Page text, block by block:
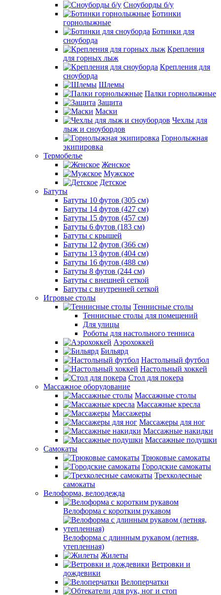
Сноуборды б/у
Ботинки
горнолыжные
Ботинки для
сноуборда
Крепления
для горных лыж
Крепления для
сноуборда
Шлемы
Палки горнолыжные
Защита
Маски
Чехлы для
лыж и сноубордов
Горнолыжная
экипировка
Термобелье
Женское
Мужское
Детское
Батуты
Батуты 10 футов (305 см)
Батуты 14 футов (427 см)
Батуты 15 футов (457 см)
Батуты 6 футов (183 см)
Батуты с крышей
Батуты 12 футов (366 см)
Батуты 13 футов (404 см)
Батуты 16 футов (488 см)
Батуты 8 футов (244 см)
Батуты с внешней сеткой
Батуты с внутренней сеткой
Игровые столы
Теннисные столы
Теннисные столы для помещений
Для улицы
Роботы для настольного тенниса
Аэрохоккей
Бильярд
Настольный футбол
Настольный хоккей
Стол для покера
Массажное оборудование
Массажные столы
Массажные кресла
Массажеры
Массажеры для ног
Массажные накидки
Массажные подушки
Самокаты
Трюковые самокаты
Городские самокаты
Трехколесные
самокаты
Велоформа, велоодежда
Велоформа с коротким рукавом
Велоформа с длинным рукавом (летняя,
утепленная)
Жилеты
Ветровки и
дождевики
Велоперчатки